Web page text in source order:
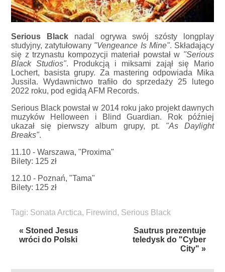
Serious Blacknadal ogrywa swój szósty longplay
studyjny, zatytułowany "Vengeance Is Mine". Składający
się z trzynastu kompozycji materiał powstał w "Serious
Black Studios". Produkcją i miksami zajął się Mario
Lochert, basista grupy. Za mastering odpowiada Mika
Jussila. Wydawnictwo trafiło do sprzedaży 25 lutego
2022 roku, pod egidą AFM Records.
Serious Black powstał w 2014 roku jako projekt dawnych
muzyków Helloween i Blind Guardian. Rok później
ukazał się pierwszy album grupy, pt. "As Daylight
Breaks".
11.10 - Warszawa, "Proxima"
Bilety: 125 zł
12.10 - Poznań, "Tama"
Bilety: 125 zł
Tagi: Sonata Arctica, Firewind, Serious Black
« Stoned Jesus
wróci do Polski
Sautrus prezentuje
teledysk do "Cyber
City" »